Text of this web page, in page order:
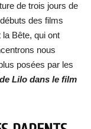
de trois jours de
des films
Bête, qui ont
nous
posées par les
Lilo dans le film